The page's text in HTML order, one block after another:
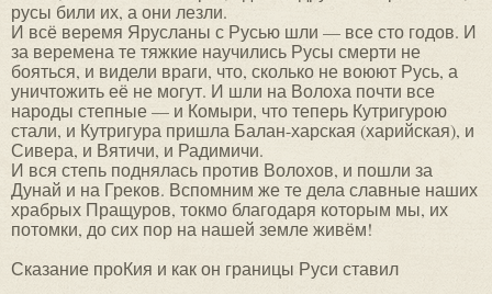
русы били их, а они лезли.
И всё веремя Ярусланы с Русью шли — все сто годов. И
за веремена те тяжкие научились Русы смерти не
бояться, и видели враги, что, сколько не воюют Русь, а
уничтожить её не могут. И шли на Волоха почти все
народы степные — и Комыри, что теперь Кутригурою
стали, и Кутригура пришла Балан-харская (харийская), и
Сивера, и Вятичи, и Радимичи.
И вся степь поднялась против Волохов, и пошли за
Дунай и на Греков. Вспомним же те дела славные наших
храбрых Пращуров, токмо благодаря которым мы, их
потомки, до сих пор на нашей земле живём!
Сказание проКия и как он границы Руси ставил